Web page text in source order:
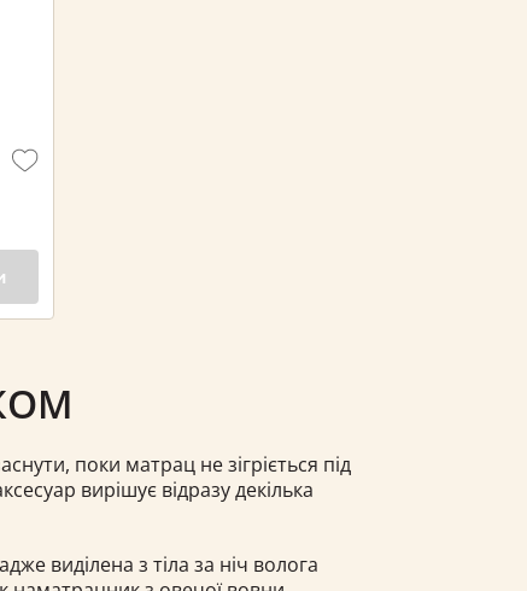
поки матрац не зігріється під
вирішує відразу декілька
виділена з тіла за ніч волога